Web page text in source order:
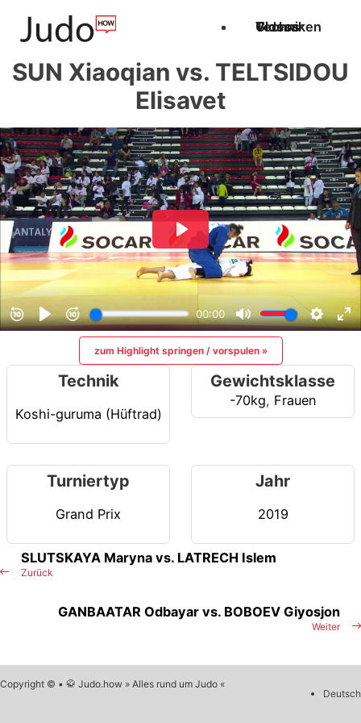
Techniken
Videos
Glossar
SUN Xiaoqian vs. TELTSIDOU
Elisavet
zum Highlight springen / vorspulen »
Technik
Koshi-guruma (Hüftrad)
Gewichtsklasse
-70kg, Frauen
Turniertyp
Grand Prix
Jahr
2019
Zurück
SLUTSKAYA Maryna vs. LATRECH Islem
Weiter
GANBAATAR Odbayar vs. BOBOEV Giyosjon
Copyright © • 🥋 Judo.how » Alles rund um Judo «
Deutsch